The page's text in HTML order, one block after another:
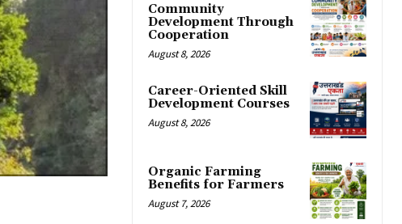
Community
Development Through
Cooperation
August 8, 2026
Career-Oriented Skill
Development Courses
August 8, 2026
Organic Farming
Benefits for Farmers
August 7, 2026